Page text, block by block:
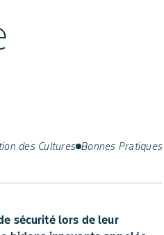
des Cultures Bonnes Pratiques
sécurité lors de leur